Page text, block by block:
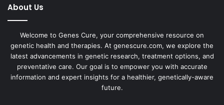
About Us
Welcome to Genes Cure, your comprehensive resource on
genetic health and therapies. At genescure.com, we explore the
latest advancements in genetic research, treatment options, and
preventative care. Our goal is to empower you with accurate
information and expert insights for a healthier, genetically-aware
future.